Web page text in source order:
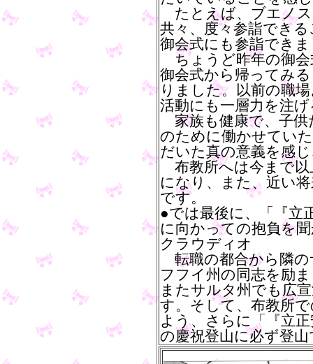
たとえば、ブエノ
共々、度々参詣でき
御会式にも参詣でき
ちょうど昨年の御会
御会式から帰ってみ
りました。以前の職
活動にも一層力を注
家族も健康で、子供
のために働かせてい
だいた真の意義を感
布教所へは今まで
になり、また、近い
です。
●では最後に、「『立
に向かっての抱負を
クラウディオ
転職の都合から隣の
フフイ州の同志を励
またサルタ州でも広
す。そして、布教所
よう、さらに「『立
の慶祝登山に必ず登